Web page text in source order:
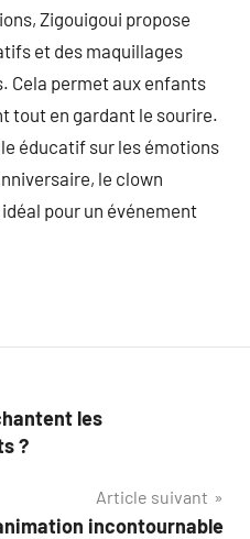
Zigouigoui propose
et des maquillages
Cela permet aux enfants
tout en gardant le sourire.
éducatif sur les émotions
le clown
pour un événement
les
?
Article suivant
incontournable